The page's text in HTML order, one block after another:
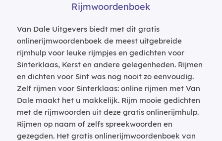
Rijmwoordenboek
Van Dale Uitgevers biedt met dit gratis
onlinerijmwoordenboek de meest uitgebreide
rijmhulp voor leuke rijmpjes en gedichten voor
Sinterklaas, Kerst en andere gelegenheden. Rijmen
en dichten voor Sint was nog nooit zo eenvoudig.
Zelf rijmen voor Sinterklaas: online rijmen met Van
Dale maakt het u makkelijk. Rijm mooie gedichten
met de rijmwoorden uit deze gratis onlinerijmhulp.
Rijmen op naam of zelfs spreekwoorden en
gezegden. Het gratis onlinerijmwoordenboek van